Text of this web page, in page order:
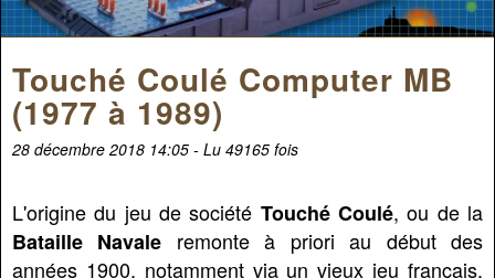
Touché Coulé Computer MB
(1977 à 1989)
28 décembre 2018 14:05 - Lu 49165 fois
L'origine du jeu de société Touché Coulé, ou de la
Bataille Navale remonte à priori au début des
années 1900, notamment via un vieux jeu français,